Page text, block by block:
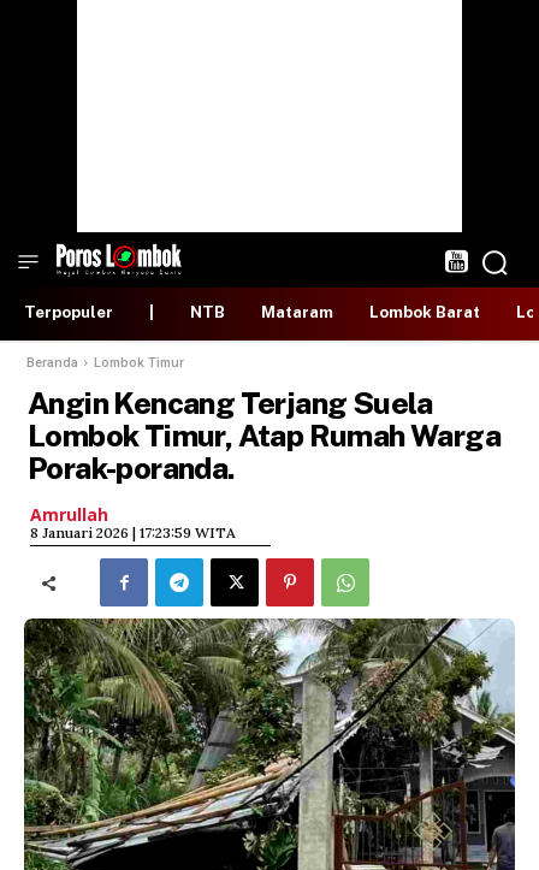
Terpopuler NTB Mataram Lombok Barat
Beranda Lombok Timur
​Angin Kencang Terjang Suela
Lombok Timur, Atap Rumah Warga
Porak-poranda.
Amrullah
​8 Januari 2026 | 17:23:59 WITA